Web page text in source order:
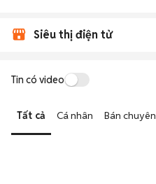
Siêu thị điện tử
Tin có video
Tất cả Cá nhân Bán chuyên